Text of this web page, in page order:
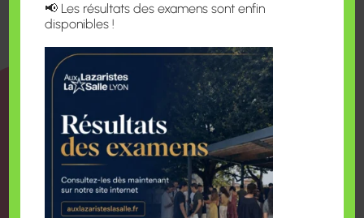
QUALIOPI
Certification atteste de qualité des prestations de
formations,les actions de formation(Article L.
6313-1 – 1°).
📢 Les résultats des examens sont enfin
disponibles !